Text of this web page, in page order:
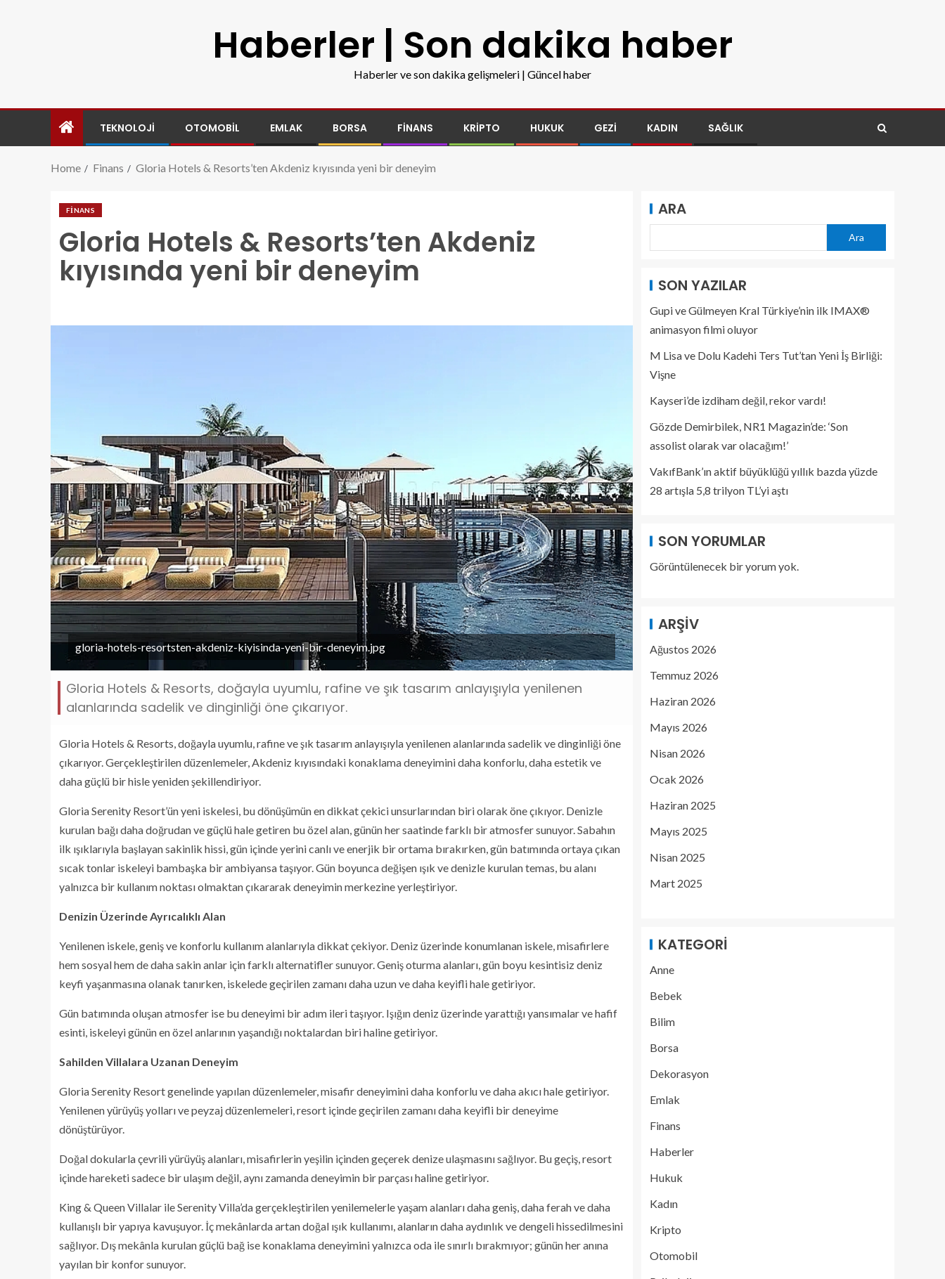
Haberler | Son dakika haber
Haberler ve son dakika gelişmeleri | Güncel haber
TEKNOLOJI OTOMOBIL EMLAK BORSA FINANS KRIPTO HUKUK GEZI KADIN SAĞLIK
Home Finans Gloria Hotels & Resorts’ten Akdeniz kıyısında yeni bir deneyim
FINANS
Gloria Hotels & Resorts’ten Akdeniz
kıyısında yeni bir deneyim
gloria-hotels-resortsten-akdeniz-kiyisinda-yeni-bir-deneyim.jpg
Gloria Hotels & Resorts, doğayla uyumlu, rafine ve şık tasarım anlayışıyla yenilenen
alanlarında sadelik ve dinginliği öne çıkarıyor.
Gloria Hotels & Resorts, doğayla uyumlu, rafine ve şık tasarım anlayışıyla yenilenen alanlarında sadelik ve dinginliği öne
çıkarıyor. Gerçekleştirilen düzenlemeler, Akdeniz kıyısındaki konaklama deneyimini daha konforlu, daha estetik ve
daha güçlü bir hisle yeniden şekillendiriyor.
Gloria Serenity Resort’ün yeni iskelesi, bu dönüşümün en dikkat çekici unsurlarından biri olarak öne çıkıyor. Denizle
kurulan bağı daha doğrudan ve güçlü hale getiren bu özel alan, günün her saatinde farklı bir atmosfer sunuyor. Sabahın
ilk ışıklarıyla başlayan sakinlik hissi, gün içinde yerini canlı ve enerjik bir ortama bırakırken, gün batımında ortaya çıkan
sıcak tonlar iskeleyi bambaşka bir ambiyansa taşıyor. Gün boyunca değişen ışık ve denizle kurulan temas, bu alanı
yalnızca bir kullanım noktası olmaktan çıkararak deneyimin merkezine yerleştiriyor.
Denizin Üzerinde Ayrıcalıklı Alan
Yenilenen iskele, geniş ve konforlu kullanım alanlarıyla dikkat çekiyor. Deniz üzerinde konumlanan iskele, misafirlere
hem sosyal hem de daha sakin anlar için farklı alternatifler sunuyor. Geniş oturma alanları, gün boyu kesintisiz deniz
keyfi yaşanmasına olanak tanırken, iskelede geçirilen zamanı daha uzun ve daha keyifli hale getiriyor.
Gün batımında oluşan atmosfer ise bu deneyimi bir adım ileri taşıyor. Işığın deniz üzerinde yarattığı yansımalar ve hafif
esinti, iskeleyi günün en özel anlarının yaşandığı noktalardan biri haline getiriyor.
Sahilden Villalara Uzanan Deneyim
Gloria Serenity Resort genelinde yapılan düzenlemeler, misafir deneyimini daha konforlu ve daha akıcı hale getiriyor.
Yenilenen yürüyüş yolları ve peyzaj düzenlemeleri, resort içinde geçirilen zamanı daha keyifli bir deneyime
dönüştürüyor.
Doğal dokularla çevrili yürüyüş alanları, misafirlerin yeşilin içinden geçerek denize ulaşmasını sağlıyor. Bu geçiş, resort
içinde hareketi sadece bir ulaşım değil, aynı zamanda deneyimin bir parçası haline getiriyor.
King & Queen Villalar ile Serenity Villa’da gerçekleştirilen yenilemelerle yaşam alanları daha geniş, daha ferah ve daha
kullanışlı bir yapıya kavuşuyor. İç mekânlarda artan doğal ışık kullanımı, alanların daha aydınlık ve dengeli hissedilmesini
sağlıyor. Dış mekânla kurulan güçlü bağ ise konaklama deneyimini yalnızca oda ile sınırlı bırakmıyor; günün her anına
yayılan bir konfor sunuyor.
ARA
Ara
SON YAZILAR
Gupi ve Gülmeyen Kral Türkiye’nin ilk IMAX®
animasyon filmi oluyor
M Lisa ve Dolu Kadehi Ters Tut’tan Yeni İş Birliği:
Vişne
Kayseri’de izdiham değil, rekor vardı!
Gözde Demirbilek, NR1 Magazin’de: ‘Son
assolist olarak var olacağım!’
VakıfBank’ın aktif büyüklüğü yıllık bazda yüzde
28 artışla 5,8 trilyon TL’yi aştı
SON YORUMLAR
Görüntülenecek bir yorum yok.
ARŞIV
Ağustos 2026
Temmuz 2026
Haziran 2026
Mayıs 2026
Nisan 2026
Ocak 2026
Haziran 2025
Mayıs 2025
Nisan 2025
Mart 2025
KATEGORI
Anne
Bebek
Bilim
Borsa
Dekorasyon
Emlak
Finans
Haberler
Hukuk
Kadın
Kripto
Otomobil